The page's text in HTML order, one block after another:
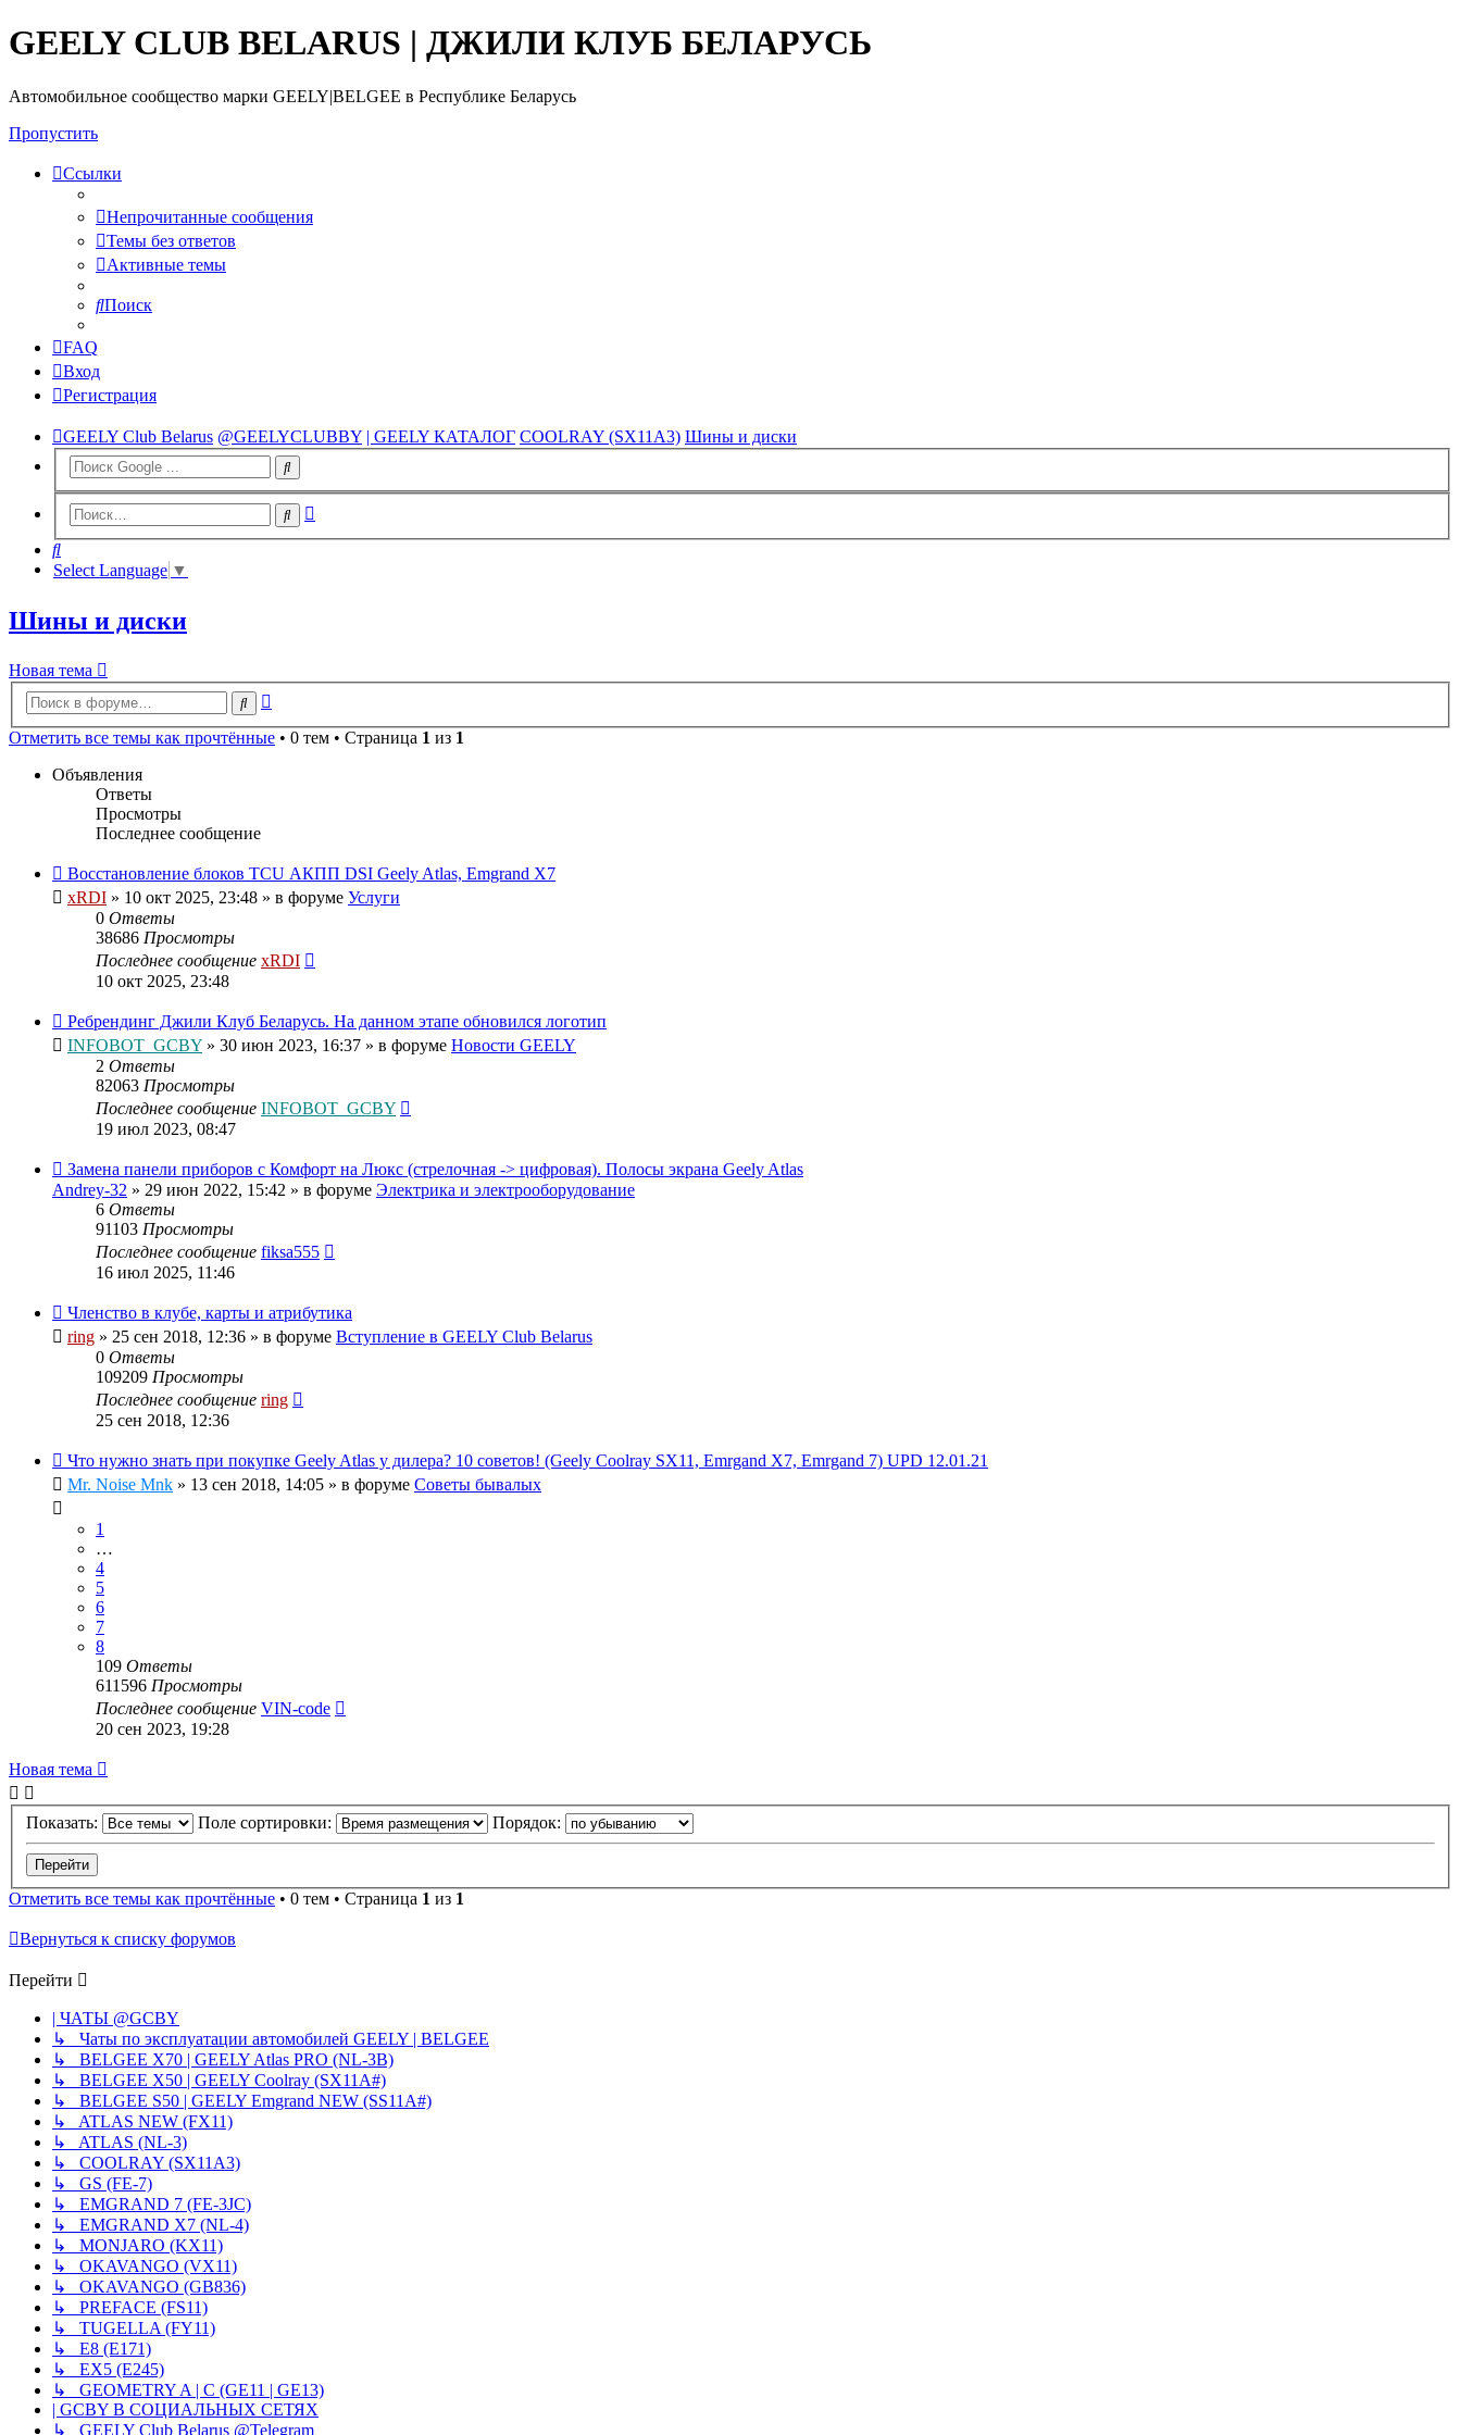
GEELY CLUB BELARUS | ДЖИЛИ КЛУБ БЕЛАРУСЬ
Автомобильное сообщество марки GEELY|BELGEE в Республике Беларусь
Пропустить
Ссылки
Непрочитанные сообщения
Темы без ответов
Активные темы
Поиск
FAQ
Вход
Регистрация
GEELY Club Belarus @GEELYCLUBBY | GEELY КАТАЛОГ COOLRAY (SX11A3) Шины и диски
Поиск
Поиск
Select Language ▼
Шины и диски
Новая тема
Поиск
Отметить все темы как прочтённые • 0 тем • Страница 1 из 1
Объявления
Ответы
Просмотры
Последнее сообщение
Восстановление блоков TCU АКПП DSI Geely Atlas, Emgrand X7
xRDI » 10 окт 2025, 23:48 » в форуме Услуги
0 Ответы
38686 Просмотры
Последнее сообщение xRDI
10 окт 2025, 23:48
Ребрендинг Джили Клуб Беларусь. На данном этапе обновился логотип
INFOBOT_GCBY » 30 июн 2023, 16:37 » в форуме Новости GEELY
2 Ответы
82063 Просмотры
Последнее сообщение INFOBOT_GCBY
19 июл 2023, 08:47
Замена панели приборов с Комфорт на Люкс (стрелочная -> цифровая). Полосы экрана Geely Atlas
Andrey-32 » 29 июн 2022, 15:42 » в форуме Электрика и электрооборудование
6 Ответы
91103 Просмотры
Последнее сообщение fiksa555
16 июл 2025, 11:46
Членство в клубе, карты и атрибутика
ring » 25 сен 2018, 12:36 » в форуме Вступление в GEELY Club Belarus
0 Ответы
109209 Просмотры
Последнее сообщение ring
25 сен 2018, 12:36
Что нужно знать при покупке Geely Atlas у дилера? 10 советов! (Geely Coolray SX11, Emrgand X7, Emrgand 7) UPD 12.01.21
Mr. Noise Mnk » 13 сен 2018, 14:05 » в форуме Советы бывалых
1
…
4
5
6
7
8
109 Ответы
611596 Просмотры
Последнее сообщение VIN-code
20 сен 2023, 19:28
Новая тема
Показать: Поле сортировки: Порядок:
Отметить все темы как прочтённые • 0 тем • Страница 1 из 1
Вернуться к списку форумов
Перейти
| ЧАТЫ @GCBY
↳ Чаты по эксплуатации автомобилей GEELY | BELGEE
↳ BELGEE X70 | GEELY Atlas PRO (NL-3B)
↳ BELGEE X50 | GEELY Coolray (SX11A#)
↳ BELGEE S50 | GEELY Emgrand NEW (SS11A#)
↳ ATLAS NEW (FX11)
↳ ATLAS (NL-3)
↳ COOLRAY (SX11A3)
↳ GS (FE-7)
↳ EMGRAND 7 (FE-3JC)
↳ EMGRAND X7 (NL-4)
↳ MONJARO (KX11)
↳ OKAVANGO (VX11)
↳ OKAVANGO (GB836)
↳ PREFACE (FS11)
↳ TUGELLA (FY11)
↳ E8 (E171)
↳ EX5 (E245)
↳ GEOMETRY A | C (GE11 | GE13)
| GCBY В СОЦИАЛЬНЫХ СЕТЯХ
↳ GEELY Club Belarus @Telegram